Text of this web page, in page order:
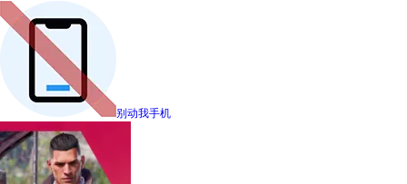
别动我手机